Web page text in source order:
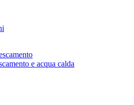
e acqua calda